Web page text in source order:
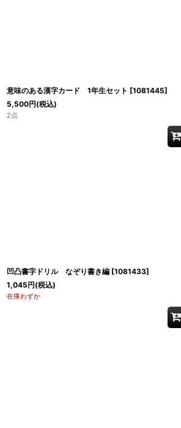
意味のある漢字カード 1年生セット [1081445]
5,500円(税込)
2点
凹凸書字ドリル なぞり書き編 [1081433]
1,045円(税込)
在庫わずか